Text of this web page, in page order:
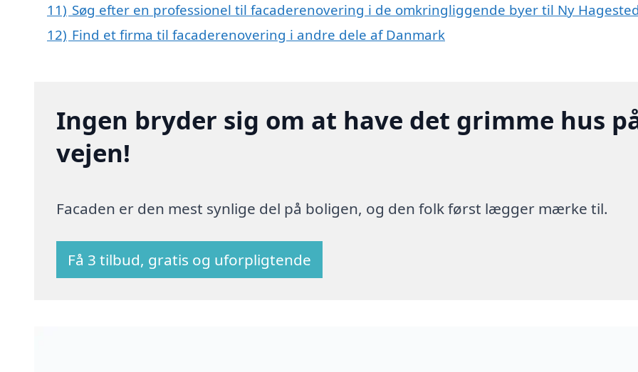
11) Søg efter en professionel til facaderenovering i de omkringliggende byer til Ny
12) Find et firma til facaderenovering i andre dele af Danmark
Ingen bryder sig om at have det grimme hus
vejen!
Facaden er den mest synlige del på boligen, og den folk først lægger mærke til.
Få 3 tilbud, gratis og uforpligtende